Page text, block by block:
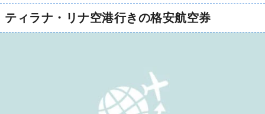
ティラナ・リナ空港行きの格安航空券